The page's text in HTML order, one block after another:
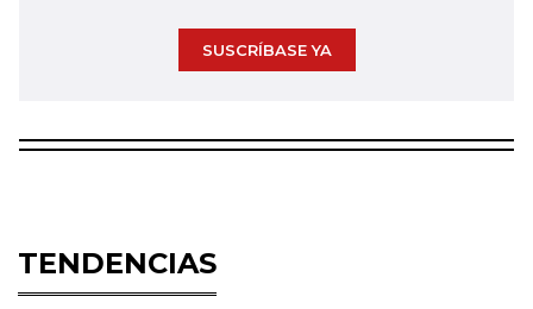
SUSCRÍBASE YA
TENDENCIAS